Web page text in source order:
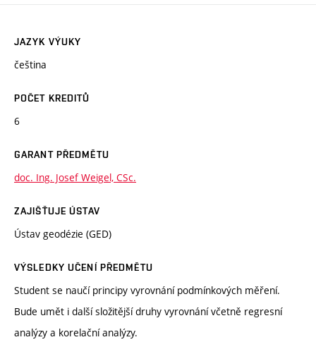
JAZYK VÝUKY
čeština
POČET KREDITŮ
6
GARANT PŘEDMĚTU
doc. Ing. Josef Weigel, CSc.
ZAJIŠŤUJE ÚSTAV
Ústav geodézie (GED)
VÝSLEDKY UČENÍ PŘEDMĚTU
Student se naučí principy vyrovnání podmínkových měření.
Bude umět i další složitější druhy vyrovnání včetně regresní
analýzy a korelační analýzy.